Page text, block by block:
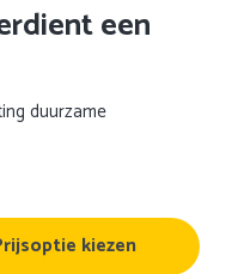
een
duurzame
kiezen